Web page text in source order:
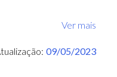
Ver mais
09/05/2023